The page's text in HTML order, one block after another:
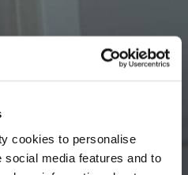
cookies to personalise
media features and to